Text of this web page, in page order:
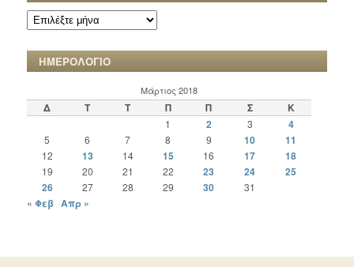
ΑΡΧΕΙΟ
ΧΡΟΝΙΚΩΝ
ΗΜΕΡΟΛΟΓΙΟ
Μάρτιος 2018
Δ Τ Τ Π Π Σ Κ
1 2 3 4
5 6 7 8 9 10 11
12 13 14 15 16 17 18
19 20 21 22 23 24
25
26
27 28 29 30 31
« Φεβ Απρ »